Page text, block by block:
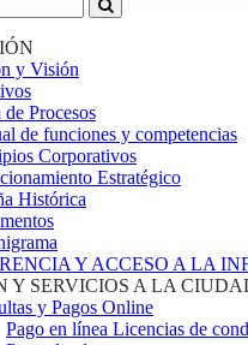
y Visión
Procesos
de funciones y competencias
Corporativos
Estratégico
Histórica
Y ACCESO A LA
Y SERVICIOS A LA
y Pagos Online
Pago en línea Licencias de